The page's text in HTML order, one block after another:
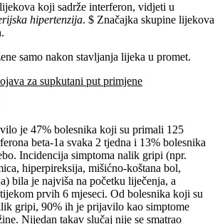
koji sadrže interferon, vidjeti u
hipertenzija. $ Značajka skupine lijekova
samo nakon stavljanja lijeka u promet.
za supkutani put primjene
je 47% bolesnika koji su primali 125
beta-1a svaka 2 tjedna i 13% bolesnika
Incidencija simptoma nalik gripi (npr.
hiperpireksija, mišićno-koštana bol,
bila je najviša na početku liječenja, a
prvih 6 mjeseci. Od bolesnika koji su
gripi, 90% ih je prijavilo kao simptome
Nijedan takav slučaj nije se smatrao